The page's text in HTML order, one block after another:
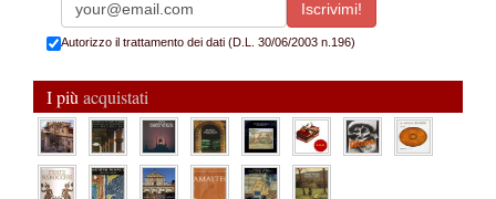
Autorizzo il trattamento dei dati (D.L. 30/06/2003 n.196)
I più acquistati